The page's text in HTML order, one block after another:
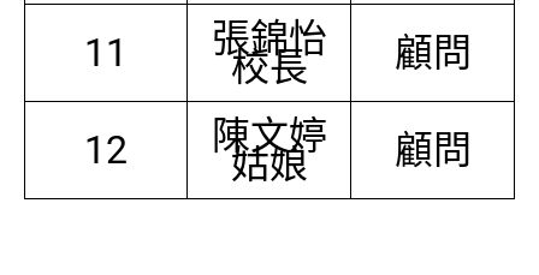
11 張錦怡
校長 顧問
12 陳文婷
姑娘 顧問